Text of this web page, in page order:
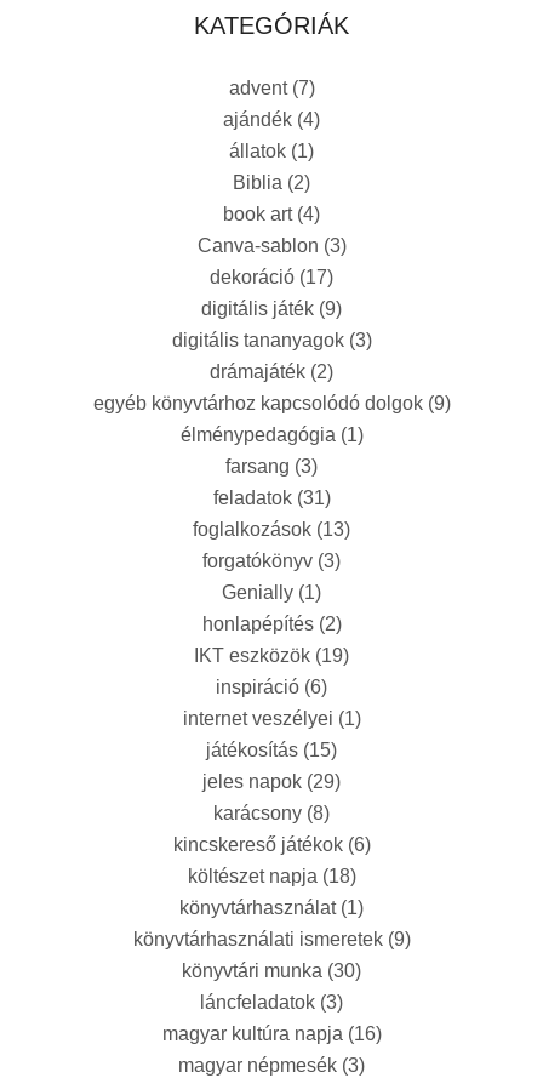
KATEGÓRIÁK
advent(7)
ajándék (4)
állatok (1)
Biblia (2)
book art(4)
Canva-sablon (3)
dekoráció (17)
digitális játék (9)
digitális tananyagok(3)
drámajáték (2)
egyéb könyvtárhoz kapcsolódó dolgok(9)
élménypedagógia (1)
farsang (3)
feladatok(31)
foglalkozások (13)
forgatókönyv (3)
Genially (1)
honlapépítés(2)
IKT eszközök (19)
inspiráció (6)
internet veszélyei (1)
játékosítás (15)
jeles napok (29)
karácsony (8)
kincskereső játékok(6)
költészet napja (18)
könyvtárhasználat(1)
könyvtárhasználati ismeretek(9)
könyvtári munka (30)
láncfeladatok (3)
magyar kultúra napja (16)
magyar népmesék (3)